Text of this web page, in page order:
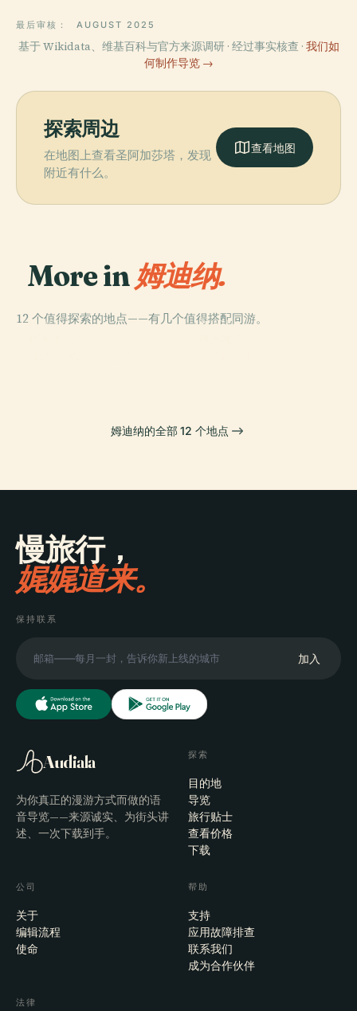
最后审核： AUGUST 2025
基于 Wikidata、维基百科与官方来源调研 · 经过事实核查 · 我们如
何制作导览 →
探索周边
在地图上查看圣阿加莎塔，发现
附近有什么。
查看地图
More in 姆迪纳.
12 个值得探索的地点——有几个值得搭配同游。
PLACE PLACE
姆迪纳的全部 12 个地点
慢旅行，
娓娓道来。
保持联系
加入
Audiala
为你真正的漫游方式而做的语
音导览——来源诚实、为街头讲
述、一次下载到手。
探索
目的地
导览
旅行贴士
查看价格
下载
公司
关于
编辑流程
使命
帮助
支持
应用故障排查
联系我们
成为合作伙伴
法律